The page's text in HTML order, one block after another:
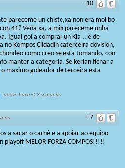
-10
pareceme un chiste,xa non era moi bo
41? Veña xa, a min pareceme unha
Igual goi a comprar un Kia ,, e de
no Kompos Ciidadin caterceira dovision,
como creo se esta tomando, con
manter a categoria. Se kerian fichar a
maximo goleador de terceira esta
·activo hace 523 semanas
+7
a sacar o carnė e a apoiar ao equipo
playoff MELOR FORZA COMPOS!!!!!